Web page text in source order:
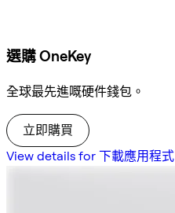
選購 OneKey
全球最先進嘅硬件錢包。
立即購買
View details for 下載應用程式